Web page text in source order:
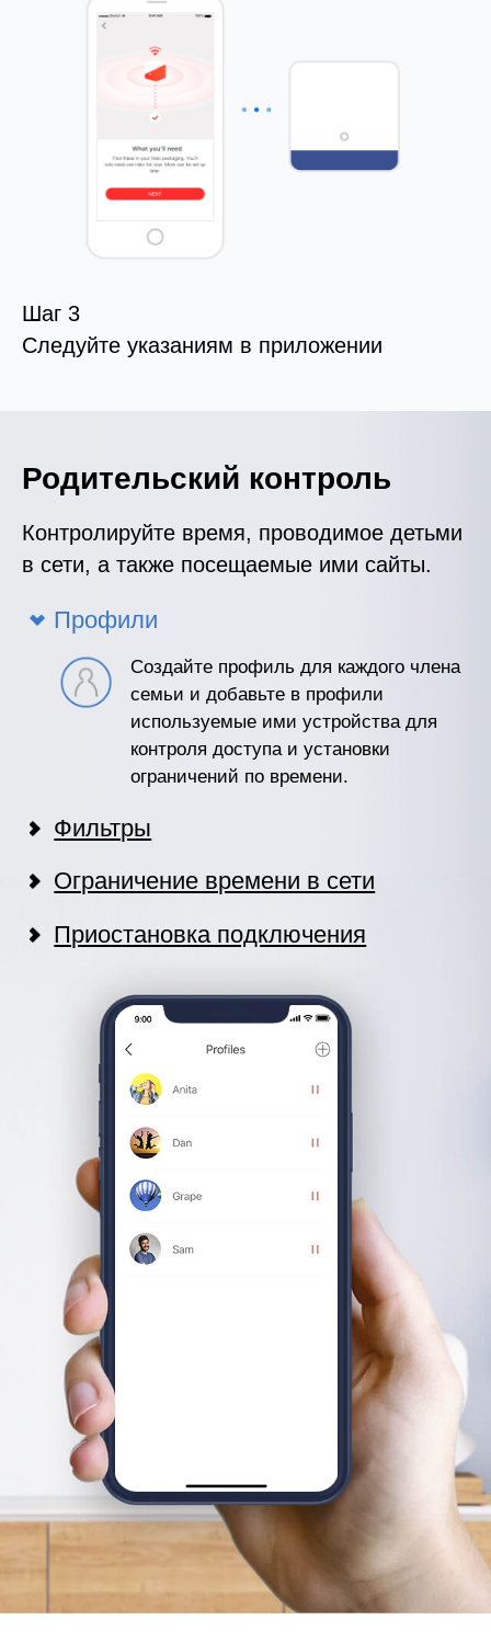
Шаг 3
Следуйте указаниям в приложении
Родительский контроль
Контролируйте время, проводимое детьми
в сети, а также посещаемые ими сайты.
Профили
Создайте профиль для каждого члена
семьи и добавьте в профили
используемые ими устройства для
контроля доступа и установки
ограничений по времени.
Фильтры
Ограничение времени в сети
Приостановка подключения